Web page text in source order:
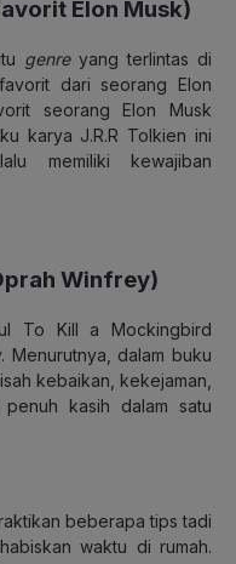
Elon Musk)
genreyang terlintas di
dari seorang Elon
seorang Elon Musk
karya J.R.R Tolkien ini
memiliki kewajiban
Winfrey)
To Kill a Mockingbird
Menurutnya, dalam buku
kebaikan, kekejaman,
kasih dalam satu
beberapa tips tadi
waktu di rumah.